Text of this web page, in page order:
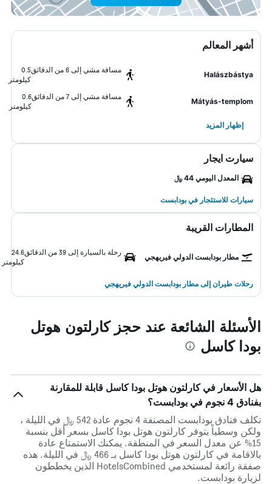
أشهر المعالم
Halászbástya
مسافة مشي إلى 6 من الدقائق
0.5
كيلومتر
Mátyás-templom
مسافة مشي إلى 7 من الدقائق
0.6
كيلومتر
إظهار المزيد
سيارت ايجار
المعدل اليومي 44 ﷼
سيارات للاستئجار في بودابست
المطارات القريبة
مطار بودابست الدولي فيريهجي
رحلة بالسيارة إلى 39 من الدقائق
24.6
كيلومتر
رحلات طيران إلى مطار بودابست الدولي فيريهجي
الأسئلة الشائعة عند حجز كارلتون هوتل
بودا كاسل
هل الأسعار في كارلتون هوتل بودا كاسل قابلة للمقارنة
بفنادق 4 نجوم في بودابست؟
تكلف فنادق بودابست المصنفة 4 نجوم عادة 542 ﷼ في الليلة ،
ولكن وسطياً يتوفر كارلتون هوتل بودا كاسل بسعر أقل بنسبة
15% عن معدل السعر في المنطقة. يمكنك الاستمتاع عادة
بالاقامة في كارلتون هوتل بودا كاسل بـ 466 ﷼ في الليلة. هذه
صفقة رائعة لمستخدمي HotelsCombined الذين يخططون
لزيارة بودابست.